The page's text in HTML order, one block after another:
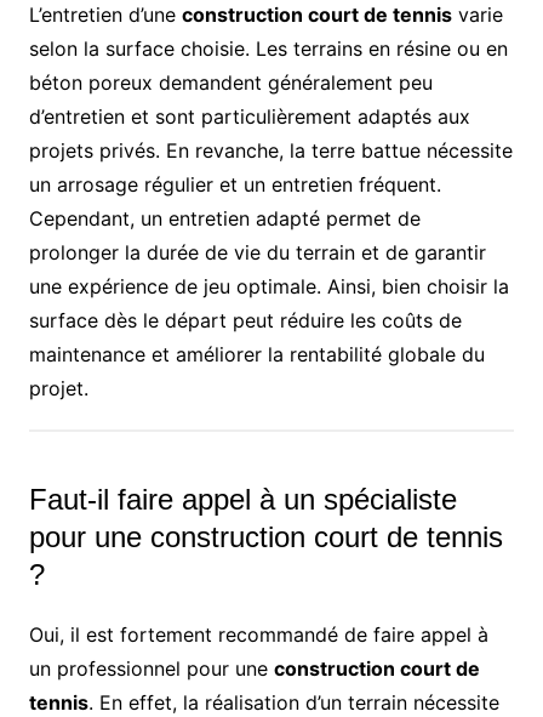
L’entretien d’une construction court de tennisvarie
selon la surface choisie. Les terrains en résine ou en
béton poreux demandent généralement peu
d’entretien et sont particulièrement adaptés aux
projets privés. En revanche, la terre battue nécessite
un arrosage régulier et un entretien fréquent.
Cependant, un entretien adapté permet de
prolonger la durée de vie du terrain et de garantir
une expérience de jeu optimale. Ainsi, bien choisir la
surface dès le départ peut réduire les coûts de
maintenance et améliorer la rentabilité globale du
projet.
Faut-il faire appel à un spécialiste
pour une construction court de tennis
?
Oui, il est fortement recommandé de faire appel à
un professionnel pour une construction court de
tennis. En effet, la réalisation d’un terrain nécessite